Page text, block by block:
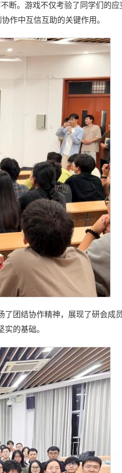
断。游戏不仅考验了同学们的
作中互信互助的关键作用。
团结协作精神，展现了研会成
的基础。